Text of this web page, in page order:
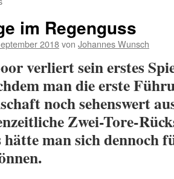
im Regenguss
2018von Johannes Wunsch
verliert sein erstes
man die erste
noch sehenswert
Zwei-Tore-
hätte man sich dennoch